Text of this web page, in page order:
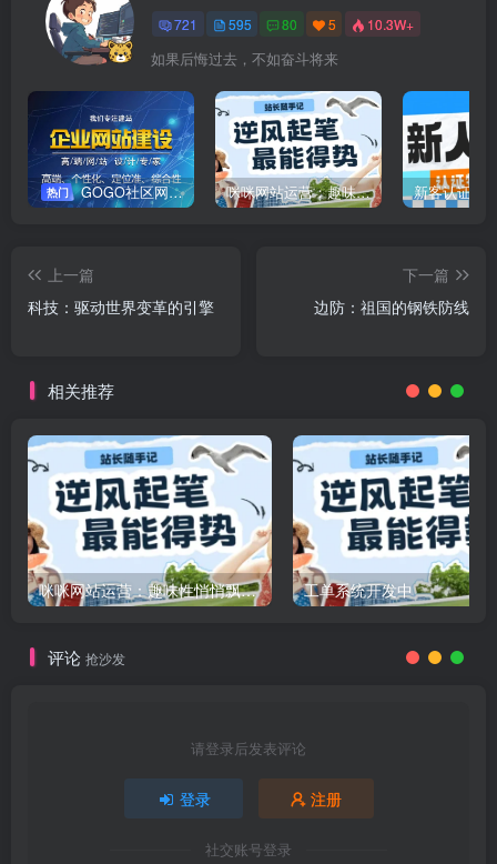
721 595 80 5 10.3W+
如果后悔过去，不如奋斗将来
热门 GOGO社区网站搭建(自助服务) 咪咪网站运营：趣味性悄悄飘起的成功风头 新客认证优
上一篇
科技：驱动世界变革的引擎
下一篇
边防：祖国的钢铁防线
相关推荐
咪咪网站运营：趣味性悄悄飘起的成功风头 工单系统开发中
评论 抢沙发
请登录后发表评论
登录 注册
社交账号登录